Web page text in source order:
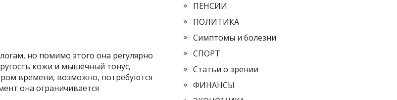
но помимо этого она регулярно
кожи и мышечный тонус,
времени, возможно, потребуются
она ограничивается
ПЕНСИИ
ПОЛИТИКА
Симптомы и болезни
СПОРТ
Статьи о зрении
ФИНАНСЫ